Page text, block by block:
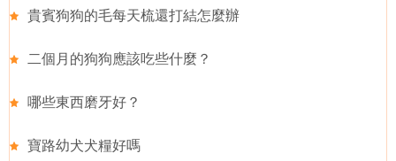
貴賓狗狗的毛每天梳還打結怎麼辦
二個月的狗狗應該吃些什麼？
哪些東西磨牙好？
寶路幼犬犬糧好嗎